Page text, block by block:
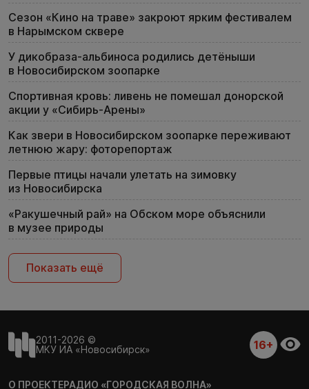
Сезон «Кино на траве» закроют ярким фестивалем
в Нарымском сквере
У дикобраза-альбиноса родились детёныши
в Новосибирском зоопарке
Спортивная кровь: ливень не помешал донорской
акции у «Сибирь-Арены»
Как звери в Новосибирском зоопарке переживают
летнюю жару: фоторепортаж
Первые птицы начали улетать на зимовку
из Новосибирска
«Ракушечный рай» на Обском море объяснили
в музее природы
Показать ещё
2011-2026 ©
МКУ ИА «Новосибирск»
16+
О ПРОЕКТЕРАДИО «ГОРОДСКАЯ ВОЛНА»